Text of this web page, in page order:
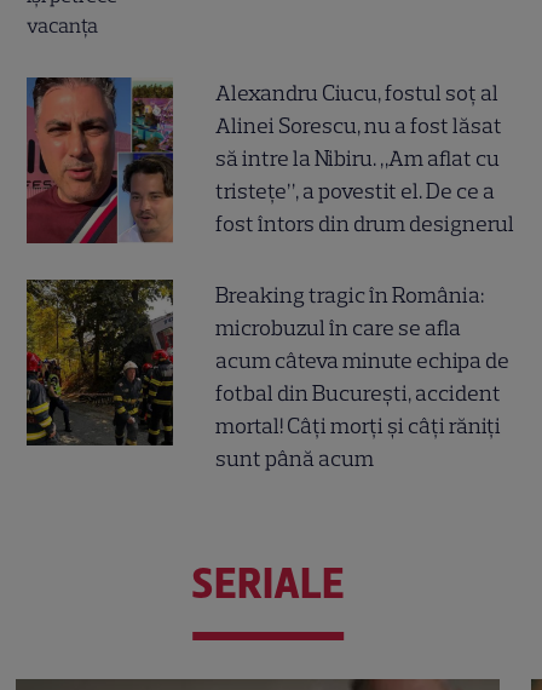
Alexandru Ciucu, fostul soț al
Alinei Sorescu, nu a fost lăsat
să intre la Nibiru. „Am aflat cu
tristețe”, a povestit el. De ce a
fost întors din drum designerul
Breaking tragic în România:
microbuzul în care se afla
acum câteva minute echipa de
fotbal din București, accident
mortal! Câți morți și câți răniți
sunt până acum
SERIALE